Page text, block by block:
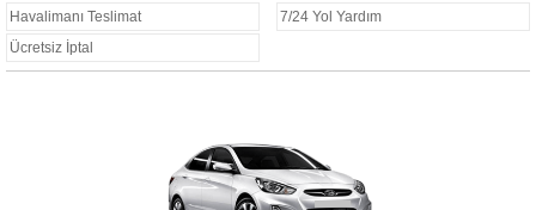
Havalimanı Teslimat
7/24 Yol Yardım
Ücretsiz İptal